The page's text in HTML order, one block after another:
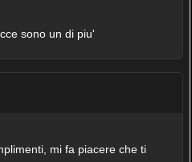
sono un di piu'
mi fa piacere che ti